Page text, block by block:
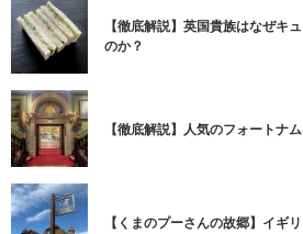
【徹底解説】英国貴族はなぜキ
のか？
【徹底解説】人気のフォートナ
【くまのプーさんの故郷】イギ